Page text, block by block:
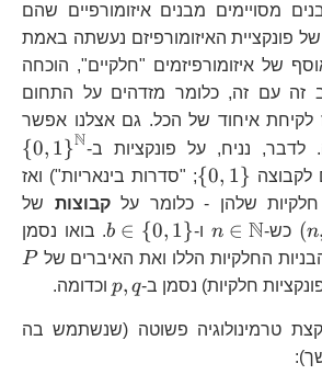
מסויימים מבנים איזומורפיים שהם
של פונקציית האיזומורפיזם נעשתה באמת
של איזומורפיזמים "חלקיים", הוכחה
זה עם זה, כלומר מזדהים על התחום
איחוד של הכל. גם אצלנו אפשר
נניח, על פונקציות ב-
{0, 1}N
לקבוצה {0, 1}
; "סדרות בינאריות") ואז
שלהן - כלומר עלקבוצות של
(n, כש- n ∈ N ו- b ∈ {0, 1}
. בואו נסמן
P
החלקיות הללו ואת האיברים שלP
חלקיות) נסמן ב- p, q וכדומה.
טרמינולוגיה פשוטה (שנשתמש בה